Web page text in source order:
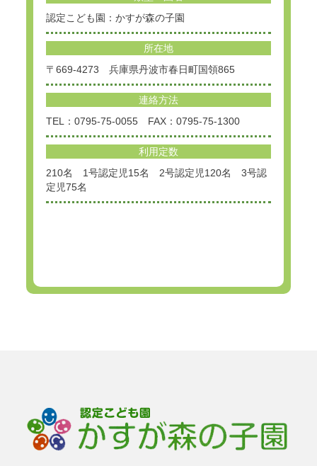
認定こども園：かすが森の子園
所在地
〒669-4273 兵庫県丹波市春日町国領865
連絡方法
TEL：0795-75-0055 FAX：0795-75-1300
利用定数
210名 1号認定児15名 2号認定児120名 3号認
定児75名